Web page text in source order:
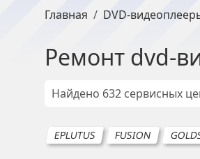
Главная DVD-
Ремонт dvd-
Найдено 632 сервисных
EPLUTUS FUSION